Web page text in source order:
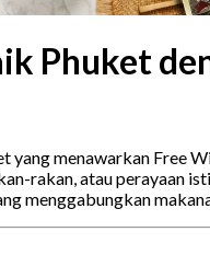
Phuket
yang menawarkan Free
rakan, atau perayaan
menggabungkan